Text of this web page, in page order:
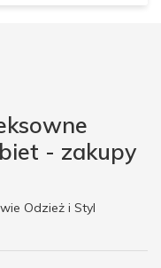
- zakupy
Odzież i Styl